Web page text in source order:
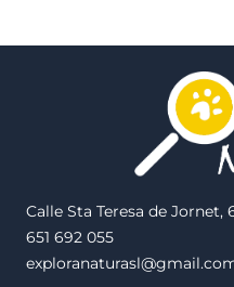
Calle Sta Teresa de Jornet,
651 692 055